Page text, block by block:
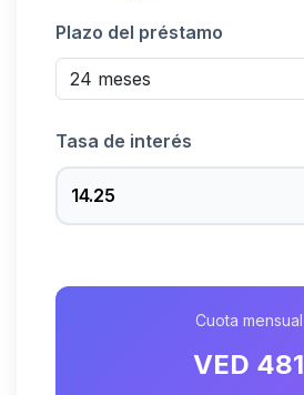
Plazo del préstamo
Tasa de interés
Cuota mensual
VED 481